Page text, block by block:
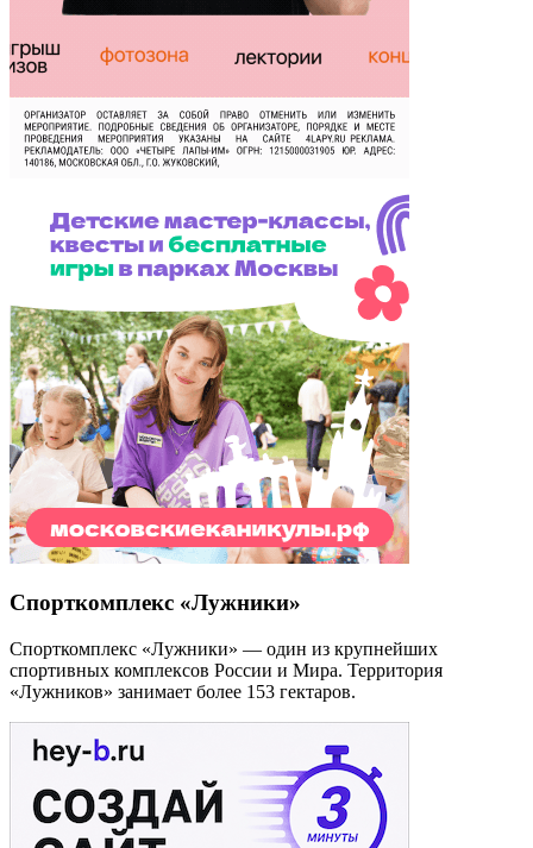
Спорткомплекс «Лужники»
Спорткомплекс «Лужники» — один из крупнейших
спортивных комплексов России и Мира. Территория
«Лужников» занимает более 153 гектаров.